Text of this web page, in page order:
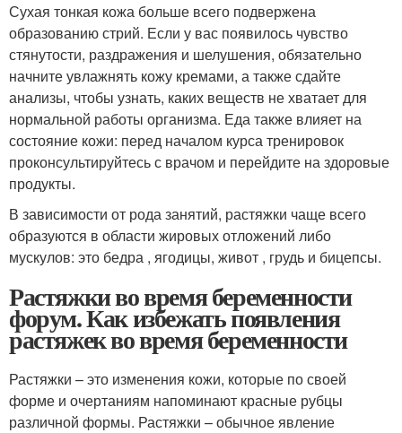
Сухая тонкая кожа больше всего подвержена
образованию стрий. Если у вас появилось чувство
стянутости, раздражения и шелушения, обязательно
начните увлажнять кожу кремами, а также сдайте
анализы, чтобы узнать, каких веществ не хватает для
нормальной работы организма. Еда также влияет на
состояние кожи: перед началом курса тренировок
проконсультируйтесь с врачом и перейдите на здоровые
продукты.
В зависимости от рода занятий, растяжки чаще всего
образуются в области жировых отложений либо
мускулов: это бедра , ягодицы, живот , грудь и бицепсы.
Растяжки во время беременности
форум. Как избежать появления
растяжек во время беременности
Растяжки – это изменения кожи, которые по своей
форме и очертаниям напоминают красные рубцы
различной формы. Растяжки – обычное явление